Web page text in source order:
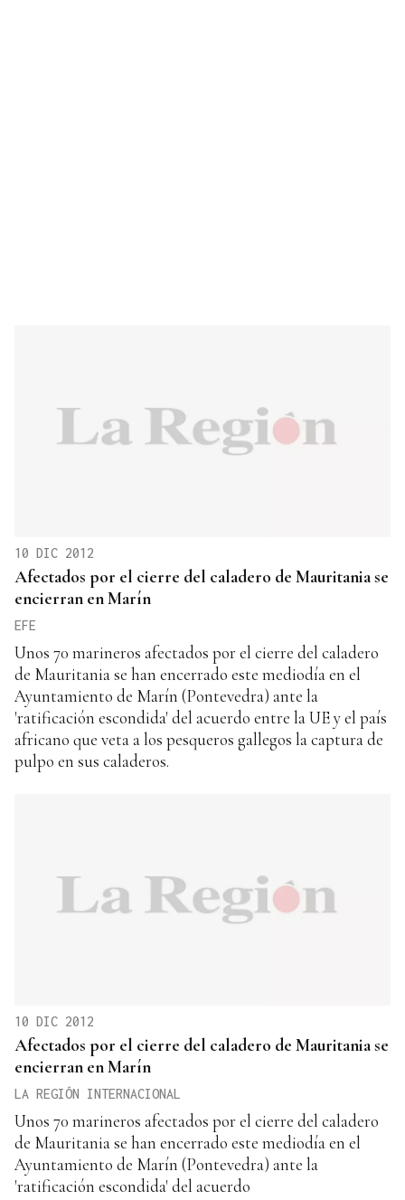
10 DIC 2012
Afectados por el cierre del caladero de Mauritania se
encierran en Marín
EFE
Unos 70 marineros afectados por el cierre del caladero
de Mauritania se han encerrado este mediodía en el
Ayuntamiento de Marín (Pontevedra) ante la
'ratificación escondida' del acuerdo entre la UE y el país
africano que veta a los pesqueros gallegos la captura de
pulpo en sus caladeros.
10 DIC 2012
Afectados por el cierre del caladero de Mauritania se
encierran en Marín
LA REGIÓN INTERNACIONAL
Unos 70 marineros afectados por el cierre del caladero
de Mauritania se han encerrado este mediodía en el
Ayuntamiento de Marín (Pontevedra) ante la
'ratificación escondida' del acuerdo